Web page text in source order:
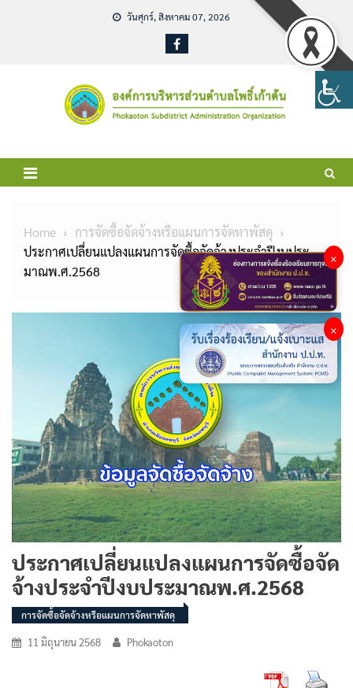
วันศุกร์, สิงหาคม 07, 2026
Home
การจัดซื้อจัดจ้างหรือแผนการจัดหาพัสดุ
ประกาศเปลี่ยนแปลงแผนการจัดซื้อจัดจ้างประจำปีงบประ
มาณพ.ศ.2568
ประกาศเปลี่ยนแปลงแผนการจัดซื้อจัด
จ้างประจำปีงบประมาณพ.ศ.2568
การจัดซื้อจัดจ้างหรือแผนการจัดหาพัสดุ
11 มิถุนายน 2568 Phokaoton
×
×